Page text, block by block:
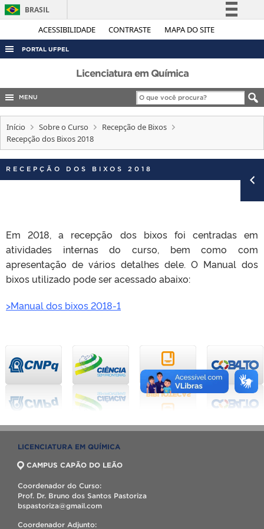
ACESSIBILIDADE CONTRASTE MAPA DO SITE
BRASIL
Simplifique!
Legislação
Canais
PORTAL UFPEL
ACESSO À INFORMAÇÃO
AUDITORIA
CONCURSOS
EDITAIS
INTERNACIONAL
Licenciatura em Química
MENU
Início Sobre o Curso
Recepção de Bixos
Recepção dos Bixos 2018
RECEPÇÃO DOS BIXOS 2018
Em 2018, a recepção dos bixos foi centradas em
atividades internas do curso, bem como com
apresentação de vários detalhes dele. O Manual dos
bixos utilizado pode ser acessado abaixo:
>Manual dos bixos 2018-1
LICENCIATURA EM QUÍMICA
CAMPUS CAPÃO DO LEÃO
Coordenador do Curso:
Prof. Dr. Bruno dos Santos Pastoriza
bspastoriza@gmail.com
Coordenador Adjunto: